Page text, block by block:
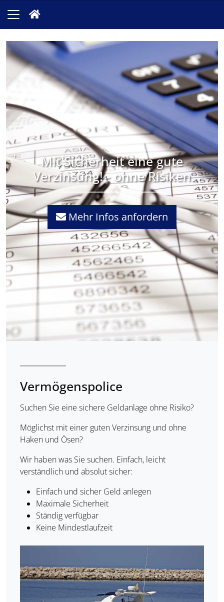
Mit Sicherheit eine gute
Verzinsung! - ohne Risiken
Mehr Infos anfordern
Vermögenspolice
Suchen Sie eine sichere Geldanlage ohne Risiko?
Möglichst mit einer guten Verzinsung und ohne
Haken und Ösen?
Wir haben was Sie suchen. Einfach, leicht
verständlich und absolut sicher:
Einfach und sicher Geld anlegen
Maximale Sicherheit
Ständig verfügbar
Keine Mindestlaufzeit